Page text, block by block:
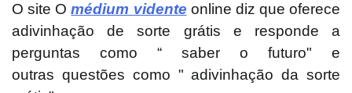
O site Omédium vidente online diz que oferece
adivinhação de sorte grátis e responde a
perguntas como “ saber o futuro" e
outras questões como " adivinhação da sorte